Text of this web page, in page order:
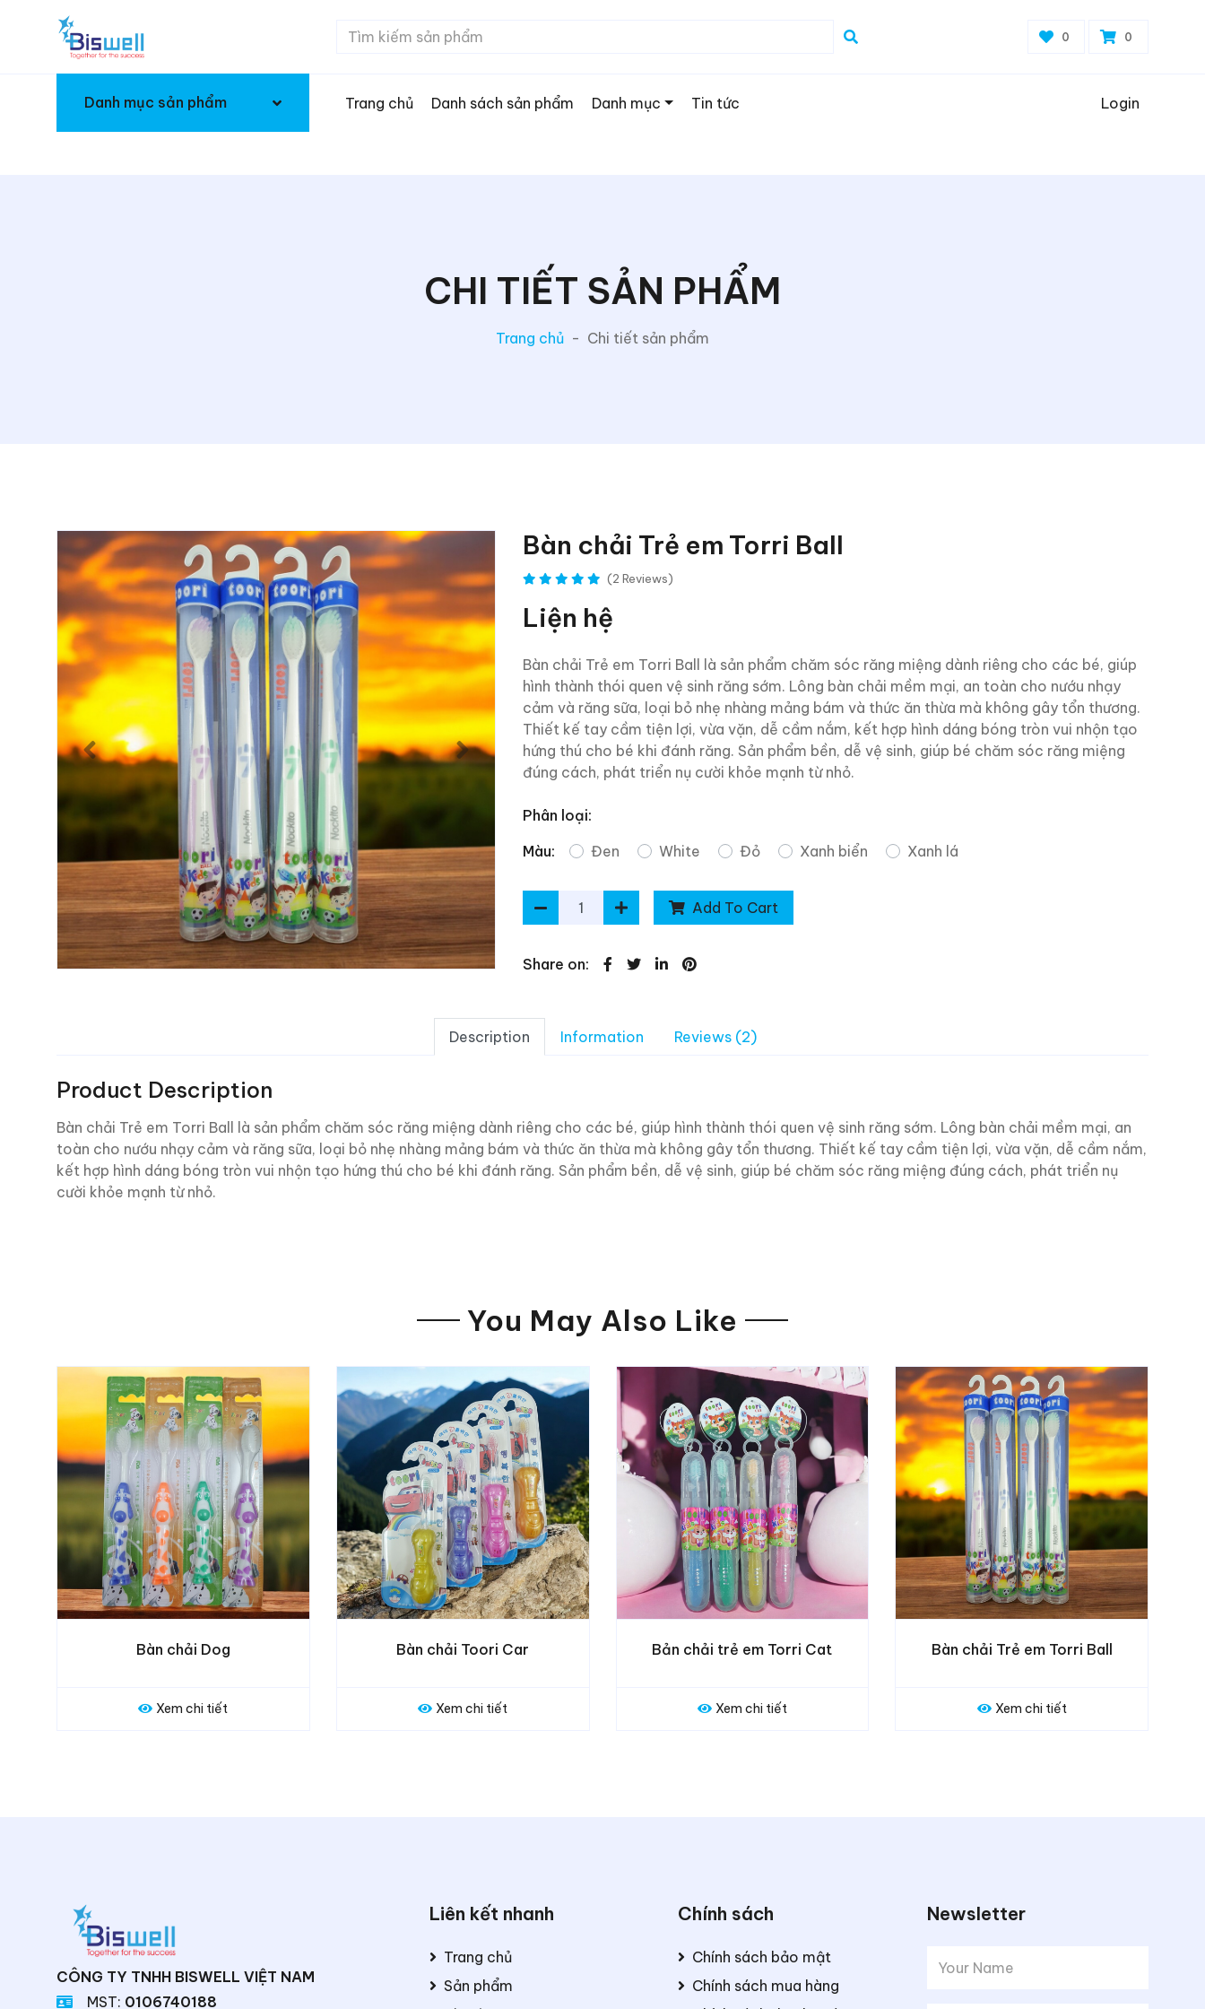
0 0
Danh mục sản phẩm Trang chủ Danh sách sản phẩm Danh mục Tin tức Login
CHI TIẾT SẢN PHẨM
Trang chủ - Chi tiết sản phẩm
Bàn chải Trẻ em Torri Ball
(2 Reviews)
Liện hệ
Bàn chải Trẻ em Torri Ball là sản phẩm chăm sóc răng miệng dành riêng cho các bé, giúp
hình thành thói quen vệ sinh răng sớm. Lông bàn chải mềm mại, an toàn cho nướu nhạy
cảm và răng sữa, loại bỏ nhẹ nhàng mảng bám và thức ăn thừa mà không gây tổn thương.
Thiết kế tay cầm tiện lợi, vừa vặn, dễ cầm nắm, kết hợp hình dáng bóng tròn vui nhộn tạo
hứng thú cho bé khi đánh răng. Sản phẩm bền, dễ vệ sinh, giúp bé chăm sóc răng miệng
đúng cách, phát triển nụ cười khỏe mạnh từ nhỏ.
Phân loại:
Màu:
Đen White Đỏ Xanh biển Xanh lá
Add To Cart
Share on:
Description Information Reviews (2)
Product Description
Bàn chải Trẻ em Torri Ball là sản phẩm chăm sóc răng miệng dành riêng cho các bé, giúp hình thành thói quen vệ sinh răng sớm. Lông bàn chải mềm mại, an
toàn cho nướu nhạy cảm và răng sữa, loại bỏ nhẹ nhàng mảng bám và thức ăn thừa mà không gây tổn thương. Thiết kế tay cầm tiện lợi, vừa vặn, dễ cầm nắm,
kết hợp hình dáng bóng tròn vui nhộn tạo hứng thú cho bé khi đánh răng. Sản phẩm bền, dễ vệ sinh, giúp bé chăm sóc răng miệng đúng cách, phát triển nụ
cười khỏe mạnh từ nhỏ.
You May Also Like
Bàn chải Toori Car
Xem chi tiết
Bản chải trẻ em Torri Cat
Xem chi tiết
Bàn chải Trẻ em Torri Ball
Xem chi tiết
Bàn chải trẻ em Dr.Beak_KR047
Xem chi tiết
CÔNG TY TNHH BISWELL VIỆT NAM
MST: 0106740188
Liên kết nhanh
Trang chủ
Sản phẩm
Chính sách
Chính sách bảo mật
Chính sách mua hàng
Newsletter